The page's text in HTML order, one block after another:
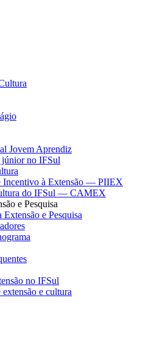
Jovem Aprendiz
júnior no IFSul
Incentivo à Extensão — PIIEX
do IFSul — CAMEX
e Pesquisa
e Pesquisa
no IFSul
e cultura